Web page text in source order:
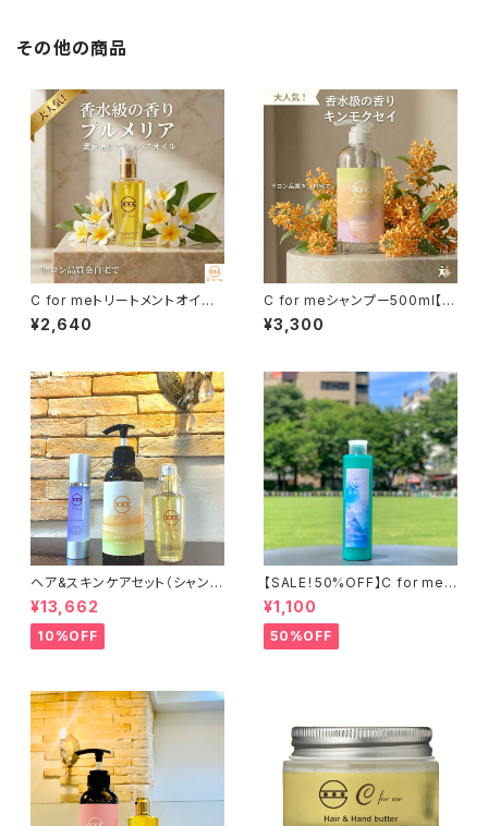
その他の商品
C for meトリートメントオイル
【リッチ】（プルメリアの香り/洗い
流さないトリートメント）
¥2,640
C for meシャンプー500ml【キ
ンモクセイの香り】
¥3,300
ヘア&スキンケアセット（シャンプ
ー/プレミアムオイル/オールイン
ワンセラム）
¥13,662
10%OFF
【SALE！50%OFF】C for meミ
ントボディソープ【ピンクグレー
プフルーツの香り】240ml
¥1,100
50%OFF